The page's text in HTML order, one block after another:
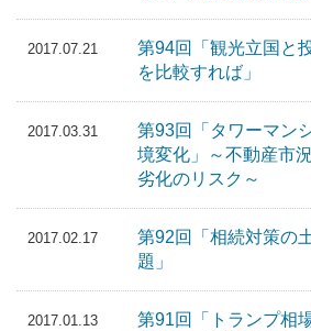
2017.07.21
第94回「観光立国と
を比較すれば」
2017.03.31
第93回「タワーマン
境変化」～不動産市
劣化のリスク～
2017.02.17
第92回「相続対策の
題」
2017.01.13
第91回「トランプ相